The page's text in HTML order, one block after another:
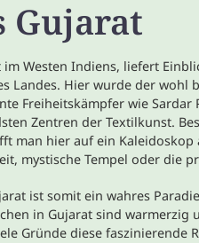
Gujarat
im Westen Indiens, liefert
Landes. Hier wurde der wohl
Freiheitskämpfer wie
Zentren der Textilkunst.
man hier auf ein Kaleidoskop
mystische Tempel oder die
ist somit ein wahres
in Gujarat sind
Gründe diese faszinierende